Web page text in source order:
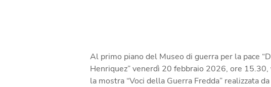
Al primo piano del Museo di guerra per la pace
Henriquez”venerdì 20 febbraio 2026, ore 15.30,
la mostra “Voci della Guerra Fredda” realizzata da